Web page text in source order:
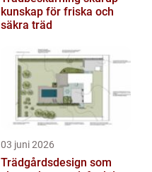
kunskap för friska och
säkra träd
03 juni 2026
Trädgårdsdesign som